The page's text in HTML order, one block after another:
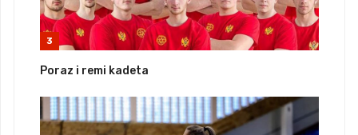
3
Poraz i remi kadeta